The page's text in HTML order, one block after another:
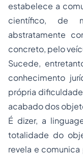
estabelece a
científico, de
abstratamente
concreto, pelo
Sucede,
conhecimento
própria
acabado dos
É dizer, a
totalidade do
revela e